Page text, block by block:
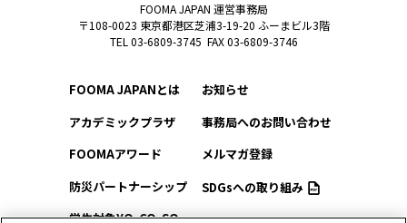
FOOMA JAPAN 運営事務局
〒108-0023 東京都港区芝浦3-19-20 ふーまビル3階
TEL 03-6809-3745 FAX 03-6809-3746
FOOMA JAPANとは
アカデミックプラザ
FOOMAアワード
防災パートナーシップ
学生対象YO-CO-SO
お知らせ
事務局へのお問い合わせ
メルマガ登録
SDGsへの取り組み